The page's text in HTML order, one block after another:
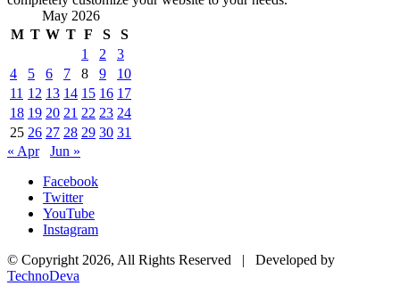
May 2026
M T W T F S
S
1
2
3
4
5 6 7 8 9
10
11 12 13 14 15 16 17
18 19 20 21 22 23 24
25 26 27 28 29 30 31
« Apr
Jun »
Facebook
Twitter
YouTube
Instagram
© Copyright 2026, All Rights Reserved | Developed by
TechnoDeva